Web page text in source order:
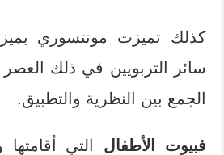
كذلك تميزت مونتسوري
سائر التربويين في ذلك العصر
الجمع بين النظرية والتطبيق.
فبيوت الأطفال التي أقامتها